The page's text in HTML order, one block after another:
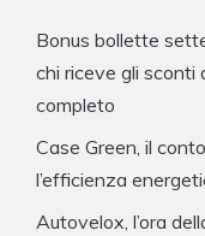
Bonus bollette
chi riceve gli sconti
completo
Case Green, il
l’efficienza
Autovelox, l’ora